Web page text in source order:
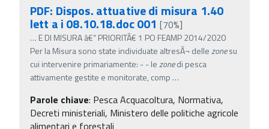
PDF: Dispos. attuative di misura 1.40
lett a i 08.10.18.doc 001 [70%]
… E DI MISURA â€“ PRIORITÃ€ 1 PO FEAMP 2014/2020
Per la Misura sono state individuate altresÃ¬ dellezonesu
cui intervenire primariamente: - - lezonedi pesca
attivamente gestite e monitorate, comp …
Parole chiave: Pesca Acquacoltura, Normativa,
Decreti ministeriali, Ministero delle politiche agricole
alimentari e forestali